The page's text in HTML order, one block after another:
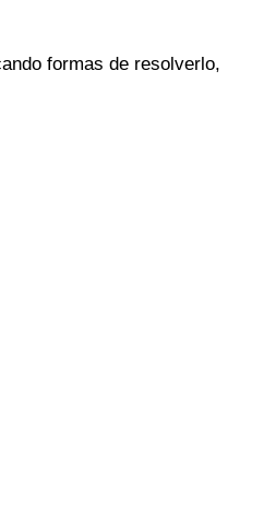
formas de resolverlo,